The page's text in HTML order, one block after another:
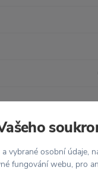
ihned
nad 2 000 Kč
vybrané osobní údaje,
fungování webu, pro